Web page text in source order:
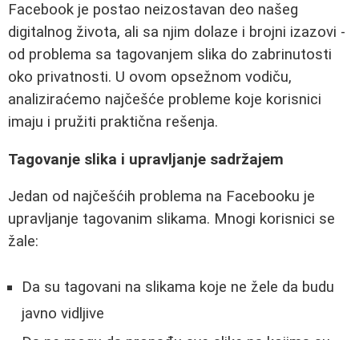
Facebook je postao neizostavan deo našeg
digitalnog života, ali sa njim dolaze i brojni izazovi -
od problema sa tagovanjem slika do zabrinutosti
oko privatnosti. U ovom opsežnom vodiču,
analiziraćemo najčešće probleme koje korisnici
imaju i pružiti praktična rešenja.
Tagovanje slika i upravljanje sadržajem
Jedan od najčešćih problema na Facebooku je
upravljanje tagovanim slikama. Mnogi korisnici se
žale:
Da su tagovani na slikama koje ne žele da budu
javno vidljive